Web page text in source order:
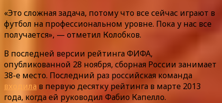
«Это сложная задача, потому что все сейчас играют в
футбол на профессиональном уровне. Пока у нас все
получается», — отметил Колобков.
В последней версии рейтинга ФИФА,
опубликованной 28 ноября, сборная России занимает
38-е место. Последний раз российская команда
входила в первую десятку рейтинга в марте 2013
года, когда ей руководил Фабио Капелло.